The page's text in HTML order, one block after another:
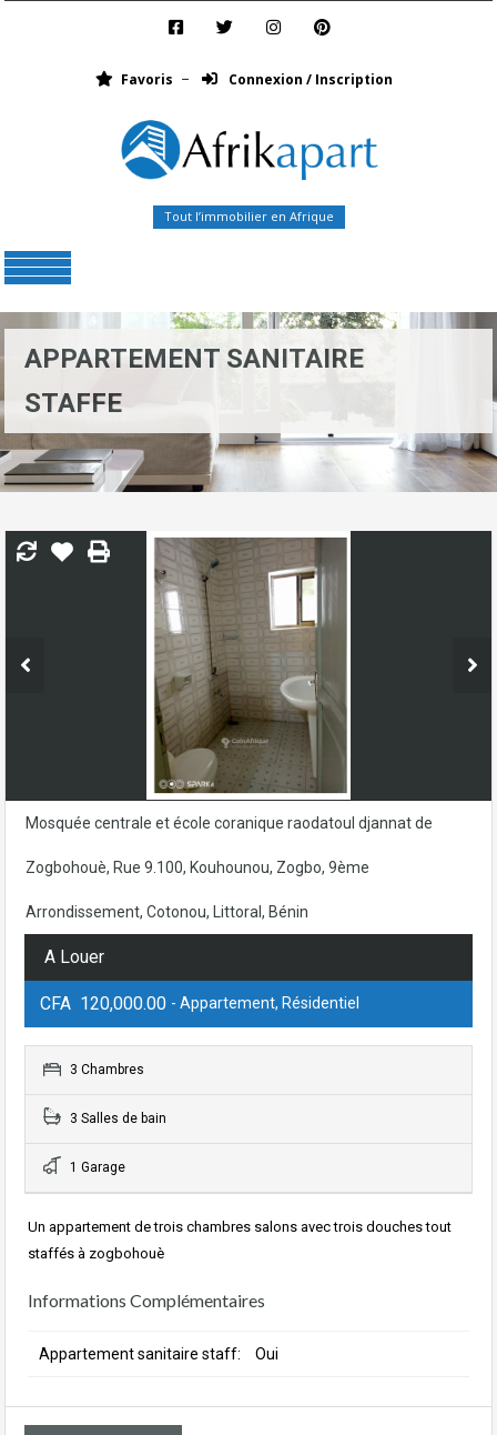
Favoris Connexion / Inscription
Tout l’immobilier en Afrique
APPARTEMENT SANITAIRE
STAFFE
Mosquée centrale et école coranique raodatoul djannat de
Zogbohouè, Rue 9.100, Kouhounou, Zogbo, 9ème
Arrondissement, Cotonou, Littoral, Bénin
A Louer
CFA 120,000.00 - Appartement, Résidentiel
3 Chambres
3 Salles de bain
1 Garage
Un appartement de trois chambres salons avec trois douches tout
staffés à zogbohouè
Informations Complémentaires
Appartement sanitaire staff: Oui